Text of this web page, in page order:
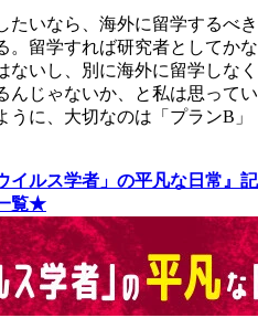
たいなら、海外に留学するべき
。留学すれば研究者としてかな
ないし、別に海外に留学しなく
んじゃないか、と私は思ってい
に、大切なのは「プランB」
ルス学者」の平凡な日常』記
覧★